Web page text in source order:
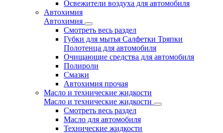
Освежители воздуха для автомобиля
Автохимия
Автохимия
Смотреть весь раздел
Губки для мытья Салфетки Тряпки
Полотенца для автомобиля
Очищающие средства для автомобиля
Полироли
Смазки
Автохимия прочая
Масло и технические жидкости
Масло и технические жидкости
Смотреть весь раздел
Масло для автомобиля
Технические жидкости